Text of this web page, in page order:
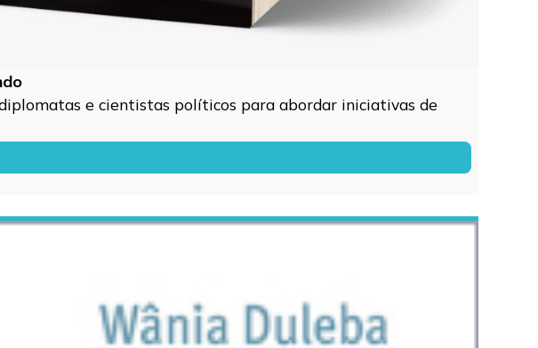
e cientistas políticos para abordar iniciativas de